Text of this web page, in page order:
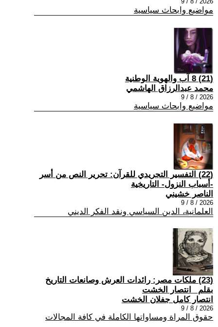
مواضيع وابحاث سياسية
(21) 8 آب والهوية الوطنية
محمد عبدالرزاق الهاشمي
2026 / 8 / 9
مواضيع وابحاث سياسية
(22) التفسير التجريدي للقرآن: تحرير النص من أسر
-أسباب النزول- التاريخية
الناصر خشيني
2026 / 8 / 9
العلمانية، الدين السياسي ونقد الفكر الديني
(23) ملكات مصر: رائدات العرش وصانعات التاريخ
بقلم _انتصار الخشت
انتصار كامل جفلان الخشت
2026 / 8 / 9
حقوق المراة ومساواتها الكاملة في كافة المجالات